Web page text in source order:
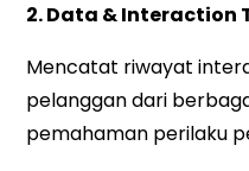
2. Data & Interaction
Mencatat riwayat
pelanggan dari
pemahaman perilaku